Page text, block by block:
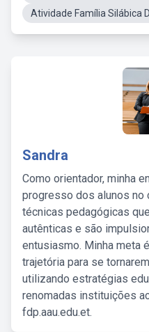
Atividade Família Silábica
Sandra
Como orientador, minha
progresso dos alunos no
técnicas pedagógicas
autênticas e são
entusiasmo. Minha meta
trajetória para se
utilizando estratégias
renomadas instituições
fdp.aau.edu.et.